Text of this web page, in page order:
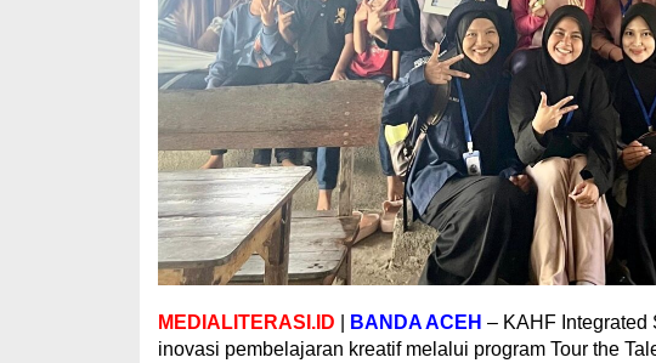
MEDIALITERASI.ID BANDA ACEH – KAHF Integrated
inovasi pembelajaran kreatif melalui program Tour the